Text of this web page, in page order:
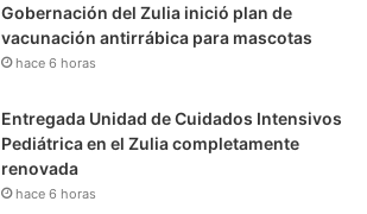
Gobernación del Zulia inició plan de
vacunación antirrábica para mascotas
hace 6 horas
Entregada Unidad de Cuidados Intensivos
Pediátrica en el Zulia completamente
renovada
hace 6 horas